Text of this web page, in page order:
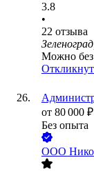
3.8
•
22 отзыва
Можно
от 80 000 ₽
Без опыта
ООО